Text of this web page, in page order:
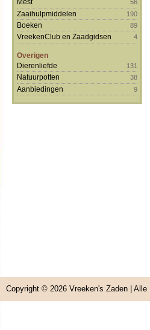
Mest 56
Zaaihulpmiddelen 190
Boeken 89
VreekenClub en Zaadgidsen 4
Overigen
Dierenliefde
131
Natuurpotten 38
Aanbiedingen 9
Copyright © 2026 Vreeken's Zaden |